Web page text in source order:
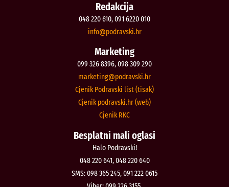
Redakcija
048 220 610, 091 6220 010
rh.iksvardop
@ofni
Marketing
099 326 8396, 098 309 290
rh.iksvardop
@gnitekram
Cjenik Podravski list (tisak)
Cjenik podravski.hr (web)
Cjenik RKC
Besplatni mali oglasi
Halo Podravski!
048 220 641, 048 220 640
SMS: 098 365 245, 091 222 0615